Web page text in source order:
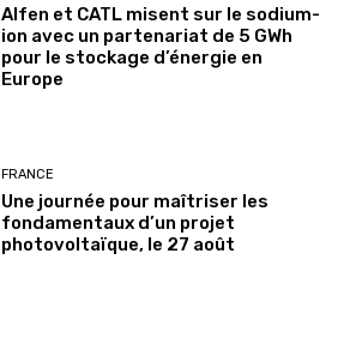
Alfen et CATL misent sur le sodium-
ion avec un partenariat de 5 GWh
pour le stockage d’énergie en
Europe
FRANCE
Une journée pour maîtriser les
fondamentaux d’un projet
photovoltaïque, le 27 août